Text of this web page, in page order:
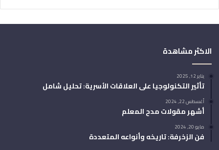
الاكثر مشاهدة
يناير 12, 2025
تأثير التكنولوجيا على العلاقات الأسرية: تحليل شامل
أغسطس 22, 2024
أشهر مقولات مدح المعلم
مايو 20, 2024
فن الزخرفة: تاريخه وأنواعه المتعددة